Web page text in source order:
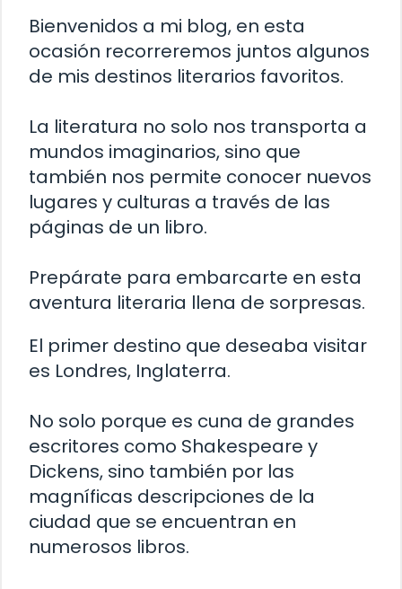
Bienvenidos a mi blog, en esta
ocasión recorreremos juntos algunos
de mis destinos literarios favoritos.
La literatura no solo nos transporta a
mundos imaginarios, sino que
también nos permite conocer nuevos
lugares y culturas a través de las
páginas de un libro.
Prepárate para embarcarte en esta
aventura literaria llena de sorpresas.
El primer destino que deseaba visitar
es Londres, Inglaterra.
No solo porque es cuna de grandes
escritores como Shakespeare y
Dickens, sino también por las
magníficas descripciones de la
ciudad que se encuentran en
numerosos libros.